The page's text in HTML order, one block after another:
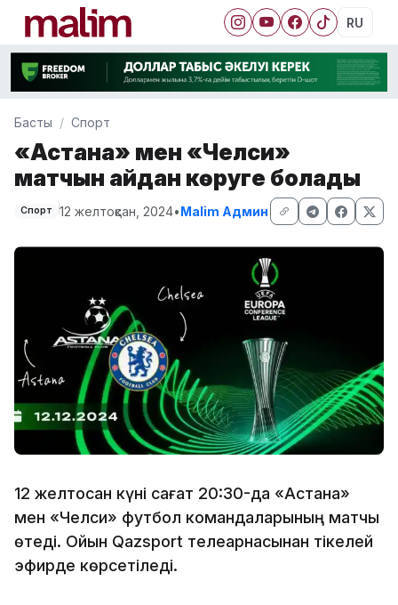
RU
Басты Спорт
«Астана» мен «Челси»
матчын қайдан көруге болады
Спорт 12 желтоқсан, 2024•Malim Админ
12 желтоқсан күні сағат 20:30-да «Астана»
мен «Челси» футбол командаларының матчы
өтеді. Ойын Qazsport телеарнасынан тікелей
эфирде көрсетіледі.